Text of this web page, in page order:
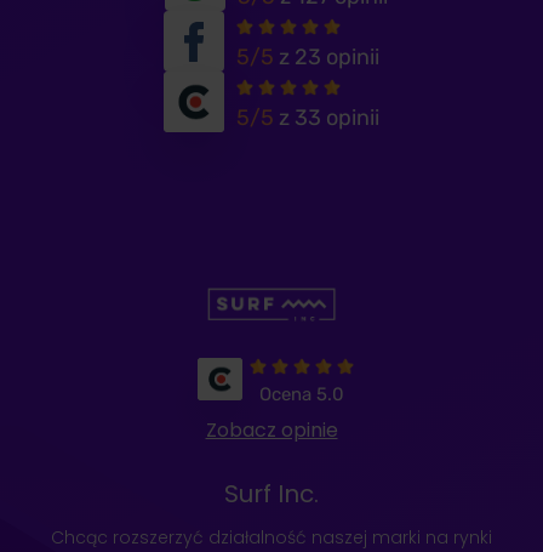
5/5 z 23 opinii
5/5 z 33 opinii
Ocena 5.0
Zobacz opinie
Surf Inc.
Chcąc rozszerzyć działalność naszej marki na rynki